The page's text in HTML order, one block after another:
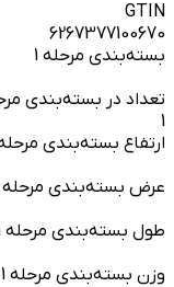
GTIN
6267377100670
بسته‌بندی مرحله 1
تعداد در بسته‌بندی
1
ارتفاع بسته‌بندی مرحله
عرض بسته‌بندی مرحله 1
طول بسته‌بندی مرحله 1
وزن بسته‌بندی مرحله 1